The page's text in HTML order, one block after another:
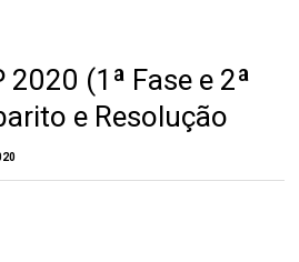
2020 (1ª Fase e 2ª
e Resolução